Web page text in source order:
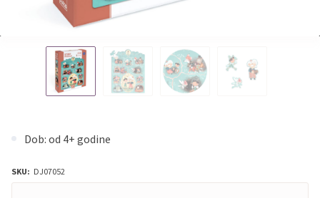
Dob: od 4+ godine
SKU: DJ07052